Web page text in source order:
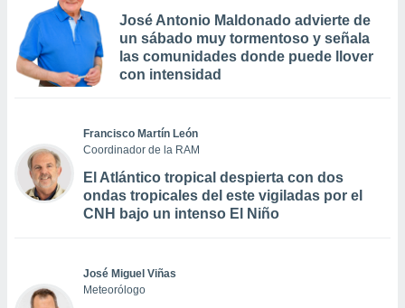
José Antonio Maldonado advierte de
un sábado muy tormentoso y señala
las comunidades donde puede llover
con intensidad
Francisco Martín León
Coordinador de la RAM
El Atlántico tropical despierta con dos
ondas tropicales del este vigiladas por el
CNH bajo un intenso El Niño
José Miguel Viñas
Meteorólogo